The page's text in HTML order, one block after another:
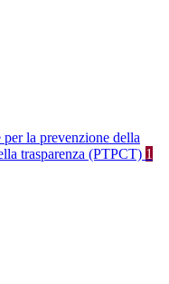
la prevenzione della
trasparenza (PTPCT) 1